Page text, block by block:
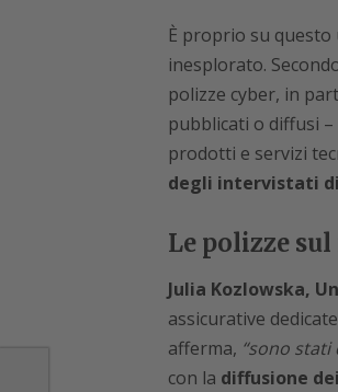
È proprio su
inesplorato.
polizze cyber, in
pubblicati o diffusi
prodotti e servizi
degli intervistati
Le polizze
Julia Kozlowska,
assicurative
afferma, “sono stati
con la diffusione